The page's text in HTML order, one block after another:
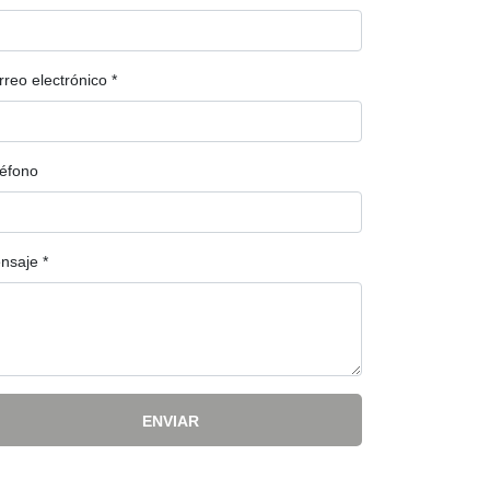
electrónico *
*